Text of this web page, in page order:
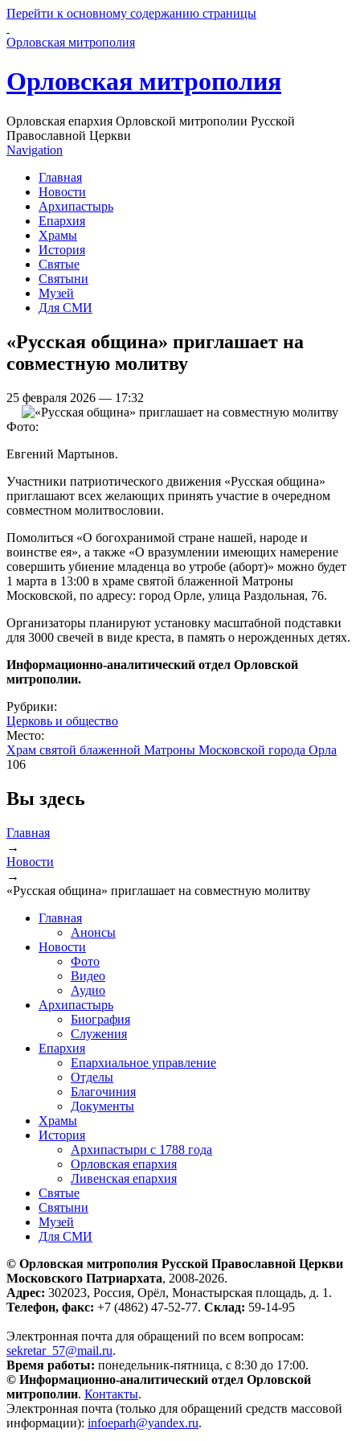
Перейти к основному содержанию страницы
Орловская митрополия
Орловская митрополия
Орловская епархия Орловской митрополии Русской
Православной Церкви
Navigation
Главная
Новости
Архипастырь
Епархия
Храмы
История
Святые
Святыни
Музей
Для СМИ
«Русская община» приглашает на
совместную молитву
25 февраля 2026 — 17:32
Фото:
Евгений Мартынов.
Участники патриотического движения «Русская община»
приглашают всех желающих принять участие в очередном
совместном молитвословии.
Помолиться «О богохранимой стране нашей, народе и
воинстве ея», а также «О вразумлении имеющих намерение
совершить убиение младенца во утробе (аборт)» можно будет
1 марта в 13:00 в храме святой блаженной Матроны
Московской, по адресу: город Орле, улица Раздольная, 76.
Организаторы планируют установку масштабной подставки
для 3000 свечей в виде креста, в память о нерожденных детях.
Информационно-аналитический отдел Орловской
митрополии.
Рубрики:
Церковь и общество
Место:
Храм святой блаженной Матроны Московской города Орла
106
Вы здесь
Главная
→
Новости
→
«Русская община» приглашает на совместную молитву
Главная
Анонсы
Новости
Фото
Видео
Аудио
Архипастырь
Биография
Служения
Епархия
Епархиальное управление
Отделы
Благочиния
Документы
Храмы
История
Архипастыри с 1788 года
Орловская епархия
Ливенская епархия
Святые
Святыни
Музей
Для СМИ
© Орловская митрополия Русской Православной Церкви
Московского Патриархата, 2008-2026.
Адрес: 302023, Россия, Орёл, Монастырская площадь, д. 1.
Телефон, факс: +7 (4862) 47-52-77. Склад: 59-14-95
Электронная почта для обращений по всем вопросам:
sekretar_57@mail.ru.
Время работы: понедельник-пятница, с 8:30 до 17:00.
© Информационно-аналитический отдел Орловской
митрополии. Контакты.
Электронная почта (только для обращений средств массовой
информации): infoeparh@yandex.ru.